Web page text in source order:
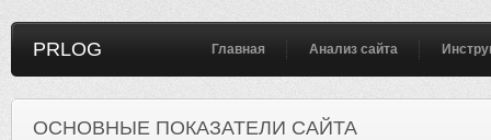
PRLOG Главная Анализ сайта
ОСНОВНЫЕ ПОКАЗАТЕЛИ САЙТА